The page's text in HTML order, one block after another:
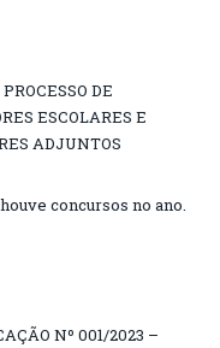
DE
ESCOLARES E
ADJUNTOS
concursos no ano.
Nº 001/2023 –